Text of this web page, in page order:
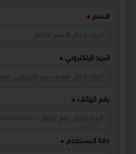
الاسم
البريد الإلكتروني
رقم الهاتف
حالة المستخدم